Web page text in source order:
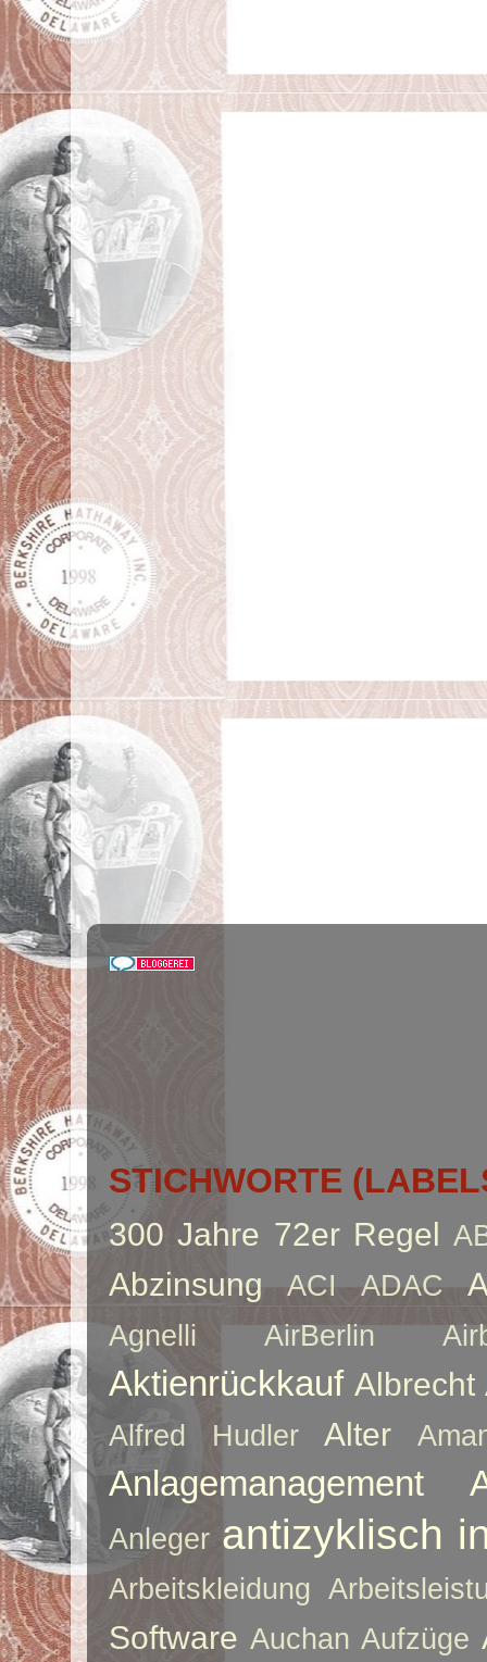
STICHWORTE
300 Jahre 72er Regel
Abzinsung ACI ADAC
Agnelli AirBerlin
Aktienrückkauf Albrecht
Alfred Hudler Alter
Anlagemanagement
Anleger antizyklisch
Arbeitskleidung
Software Auchan Aufzüge